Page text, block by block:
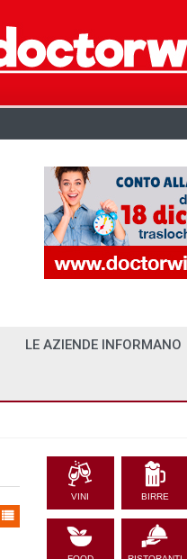
LE AZIENDE INFORMANO
VINI BIRRE